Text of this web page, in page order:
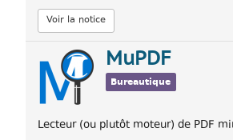
Voir la notice
MuPDF
Bureautique
Lecteur (ou plutôt moteur) de PDF